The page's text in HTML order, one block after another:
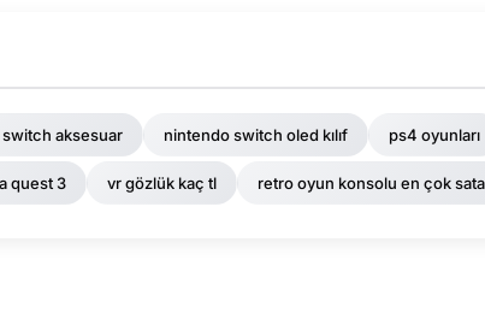
aksesuar nintendo switch oled kılıf ps4 oyunları
quest 3 vr gözlük kaç tl retro oyun konsolu en çok